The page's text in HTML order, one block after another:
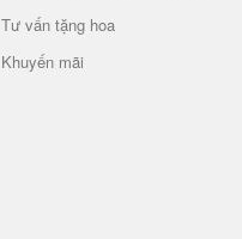
Tư vấn tặng hoa
Khuyến mãi